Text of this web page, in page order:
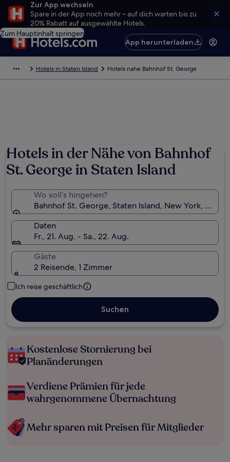
Zur App wechseln
Spare in der App noch mehr – auf dich warten bis zu
20% Rabatt auf ausgewählte Hotels.
Zum Hauptinhalt springen
App herunterladen
Hotels in Staten Island Hotels nahe Bahnhof St. George
Hotels in der Nähe von Bahnhof
St. George in Staten Island
Wo soll’s hingehen?
Bahnhof St. George, Staten Island, New York, USA
Daten
Fr., 21. Aug. - Sa., 22. Aug.
Gäste
2 Reisende, 1 Zimmer
Ich reise geschäftlich
Suchen
Kostenlose Stornierung bei
Planänderungen
Verdiene Prämien für jede
wahrgenommene Übernachtung
Mehr sparen mit Preisen für Mitglieder